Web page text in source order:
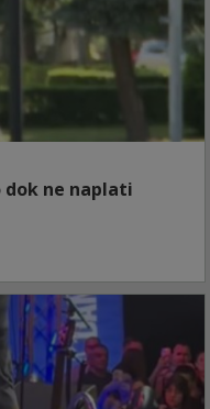
dok ne naplati